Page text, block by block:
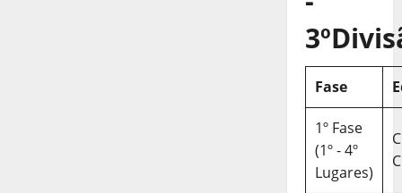
Fase
1º Fase
(1º - 4º
Lugares)
C